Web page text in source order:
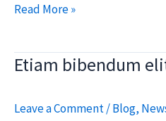
Read More »
Etiam bibendum
Leave a Comment/Blog,
Etiam
elit